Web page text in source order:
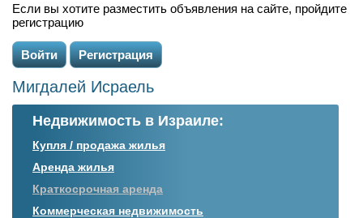
Если вы хотите разместить объявления на сайте, пройдите
регистрацию
Войти Регистрация
Мигдалей Исраель
Недвижимость в Израиле:
Купля / продажа жилья
Аренда жилья
Краткосрочная аренда
Коммерческая недвижимость